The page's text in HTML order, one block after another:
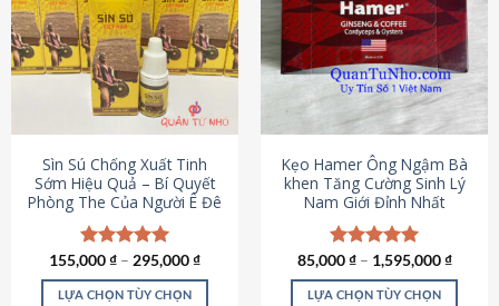
thể.
Các
tùy
chọn
có
thể
được
chọn
trên
trang
sản
phẩm
Sìn Sú Chống Xuất Tinh
Sớm Hiệu Quả – Bí Quyết
Phòng The Của Người Ê Đê
Được xếp
hạng4.95
5 sao
155,000₫ – 295,000₫
LỰA CHỌN TÙY CHỌN
Kẹo Hamer Ông Ngậm Bà
khen Tăng Cường Sinh Lý
Nam Giới Đỉnh Nhất
Được xếp
hạng5.00
5 sao
85,000₫– 1,595,000₫
LỰA CHỌN TÙY CHỌN